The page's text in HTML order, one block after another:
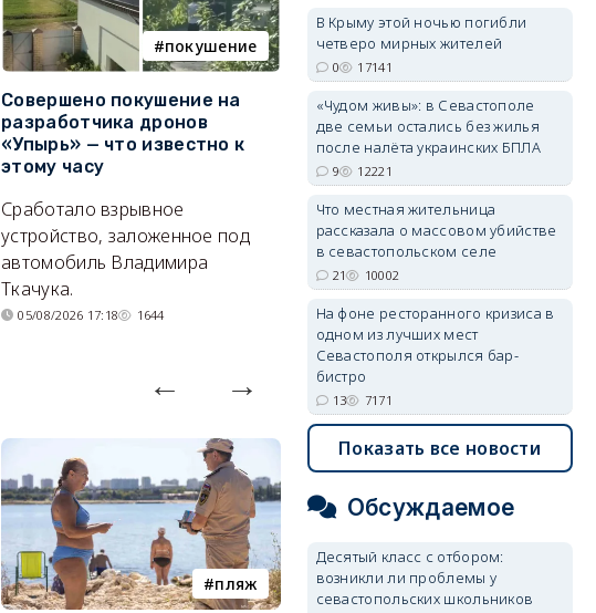
покушение
Совершено покушение на
разработчика дронов
«Упырь» — что известно к
этому часу
Сработало взрывное
устройство, заложенное под
автомобиль Владимира
Ткачука.
05/08/2026 17:18 1644
армия
Путин провёл крупнейшие
кадровые перестановки в
руководстве Вооружённых
Сил
Сменились командующие
группировками, глава тыла и
руководитель нового рода
войск.
05/08/2026 14:54 1401
пляж туризм
erid: 2SDnjdvhGXG
В Крыму этой ночью погибли
четверо мирных жителей
0 17141
«Чудом живы»: в Севастополе
две семьи остались без жилья
после налёта украинских БПЛА
9 12221
Что местная жительница
рассказала о массовом убийстве
в севастопольском селе
21 10002
На фоне ресторанного кризиса в
одном из лучших мест
Севастополя открылся бар-
бистро
13 7171
Показать все новости
Обсуждаемое
Десятый класс с отбором:
возникли ли проблемы у
севастопольских школьников